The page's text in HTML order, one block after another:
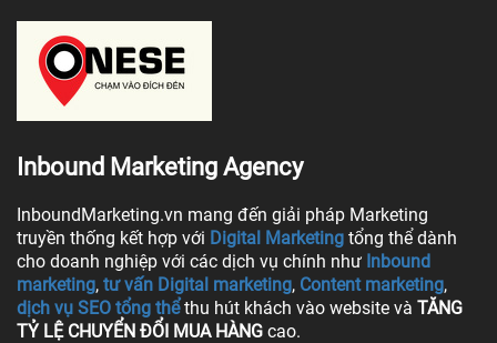
Inbound Marketing Agency
InboundMarketing.vn mang đến giải pháp Marketing
truyền thống kết hợp với Digital Marketing tổng thể dành
cho doanh nghiệp với các dịch vụ chính như Inbound
marketing, tư vấn Digital marketing, Content marketing,
dịch vụ SEO tổng thể thu hút khách vào website và TĂNG
TỶ LỆ CHUYỂN ĐỔI MUA HÀNG cao.